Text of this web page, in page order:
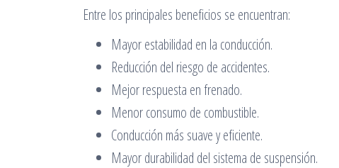
Entre los principales beneficios se encuentran:
Mayor estabilidad en la conducción.
Reducción del riesgo de accidentes.
Mejor respuesta en frenado.
Menor consumo de combustible.
Conducción más suave y eficiente.
Mayor durabilidad del sistema de suspensión.